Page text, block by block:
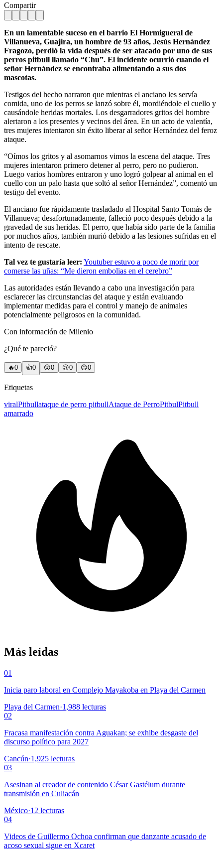
Compartir
En un lamentable suceso en el barrio El Hormigueral de
Villanueva, Guajira, un hombre de 93 años, Jesús Hernández
Fragozo, perdió la vida después de ser atacado por uno de sus
perros pitbull llamado “Chu”. El incidente ocurrió cuando el
señor Hernández se encontraba alimentando a sus dos
mascotas.
Testigos del hecho narraron que mientras el anciano les servía
comida, uno de los perros se lanzó sobre él, mordiéndole el cuello y
causándole heridas mortales. Los desgarradores gritos del hombre
alertaron a los presentes y vecinos del área. En un acto de valentía,
tres mujeres intentaron sin éxito liberar al señor Hernández del feroz
ataque.
“Oímos los gritos y al asomarnos vimos la escena del ataque. Tres
mujeres intentaron primero detener al perro, pero no pudieron.
Luego varios hombres entraron y uno logró golpear al animal en el
cuello con un palo hasta que soltó al señor Hernández”, comentó un
testigo del evento.
El anciano fue rápidamente trasladado al Hospital Santo Tomás de
Villanueva; desafortunadamente, falleció poco después debido a la
gravedad de sus heridas. El perro, que había sido parte de la familia
por muchos años, también murió debido a las lesiones sufridas en el
intento de rescate.
Tal vez te gustaría leer: Youtuber estuvo a poco de morir por
comerse las uñas: “Me dieron embolias en el cerebro”
Las autoridades están llevando a cabo una investigación para
esclarecer las circunstancias del ataque y están evaluando
implementar medidas para el control y manejo de animales
potencialmente peligrosos en la comunidad.
Con información de Milenio
¿Qué te pareció?
🔥0 👍0 😲0 😢0 😠0
Etiquetas
viralPitbullataque de perro pitbullAtaque de PerroPitbulPitbull
amarrado
Más leídas
01
Inicia paro laboral en Complejo Mayakoba en Playa del Carmen
Playa del Carmen·1,988 lecturas
02
Fracasa manifestación contra Aguakan; se exhibe desgaste del
discurso político para 2027
Cancún·1,925 lecturas
03
Asesinan al creador de contenido César Gastélum durante
transmisión en Culiacán
México·12 lecturas
04
Videos de Guillermo Ochoa confirman que danzante acusado de
acoso sexual sigue en Xcaret